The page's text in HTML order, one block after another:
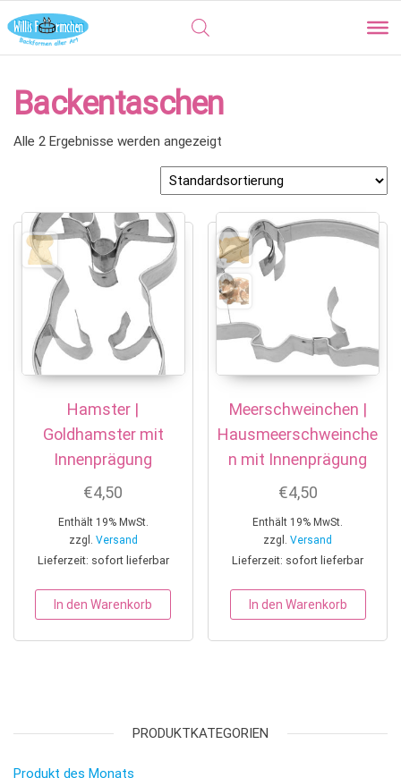
Backentaschen
Alle 2 Ergebnisse werden angezeigt
Hamster |
Goldhamster mit
Innenprägung
€4,50
Enthält 19% MwSt.
zzgl. Versand
Lieferzeit: sofort lieferbar
In den Warenkorb
Meerschweinchen |
Hausmeerschweinche
n mit Innenprägung
€4,50
Enthält 19% MwSt.
zzgl.Versand
Lieferzeit: sofort lieferbar
In den Warenkorb
PRODUKTKATEGORIEN
Produkt des Monats